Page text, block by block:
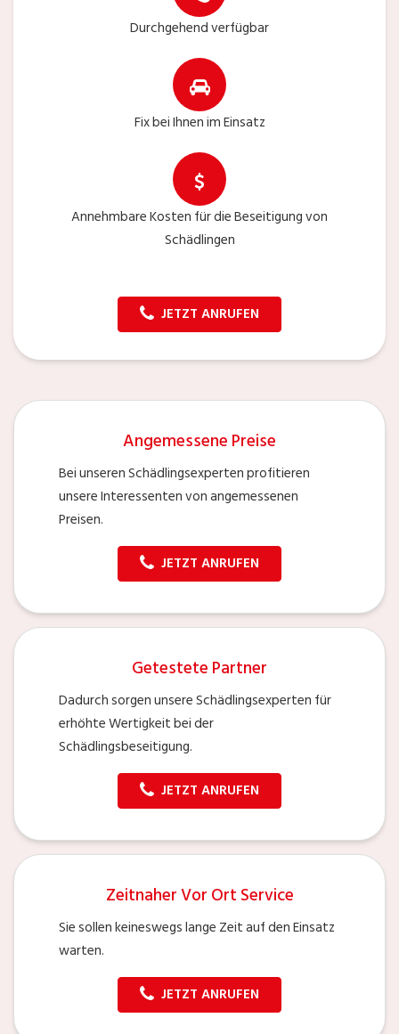
Durchgehend verfügbar
Fix bei Ihnen im Einsatz
Annehmbare Kosten für die Beseitigung von
Schädlingen
JETZT ANRUFEN
Angemessene Preise
Bei unseren Schädlingsexperten profitieren
unsere Interessenten von angemessenen
Preisen.
JETZT ANRUFEN
Getestete Partner
Dadurch sorgen unsere Schädlingsexperten für
erhöhte Wertigkeit bei der
Schädlingsbeseitigung.
JETZT ANRUFEN
Zeitnaher Vor Ort Service
Sie sollen keineswegs lange Zeit auf den Einsatz
warten.
JETZT ANRUFEN